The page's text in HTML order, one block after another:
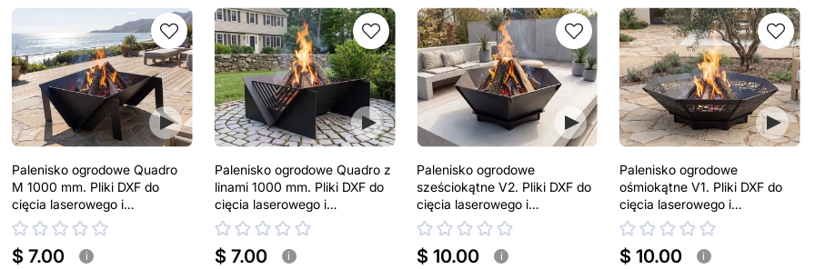
Palenisko ogrodowe Quadro
M 1000 mm. Pliki DXF do
cięcia laserowego i
plazmowego
$ 7.00 i
Palenisko ogrodowe Quadro z
linami 1000 mm. Pliki DXF do
cięcia laserowego i
plazmowego
$ 7.00 i
Palenisko ogrodowe
sześciokątne V2. Pliki DXF do
cięcia laserowego i
plazmowego
$ 10.00 i
Palenisko ogrodowe
ośmiokątne V1. Pliki DXF do
cięcia laserowego i
plazmowego
$ 10.00 i